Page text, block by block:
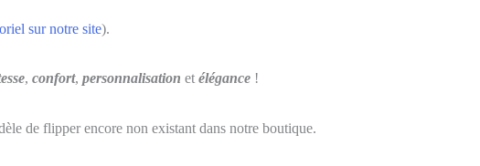
sur notre site).
, confort, personnalisation et élégance!
de flipper encore non existant dans notre boutique.